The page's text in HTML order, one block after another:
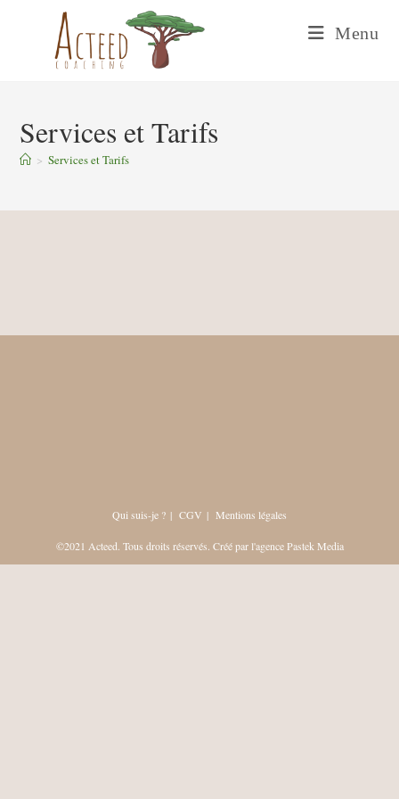
Menu
Services et Tarifs
> Services et Tarifs
Qui suis-je ? CGV Mentions légales
©2021 Acteed. Tous droits réservés. Créé par l'agencePastek Media